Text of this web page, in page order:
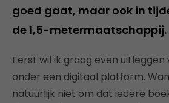
goed gaat, maar ook in
de 1,5-metermaatschappij.
Eerst wil ik graag even
onder een digitaal platform.
natuurlijk niet om dat iedere